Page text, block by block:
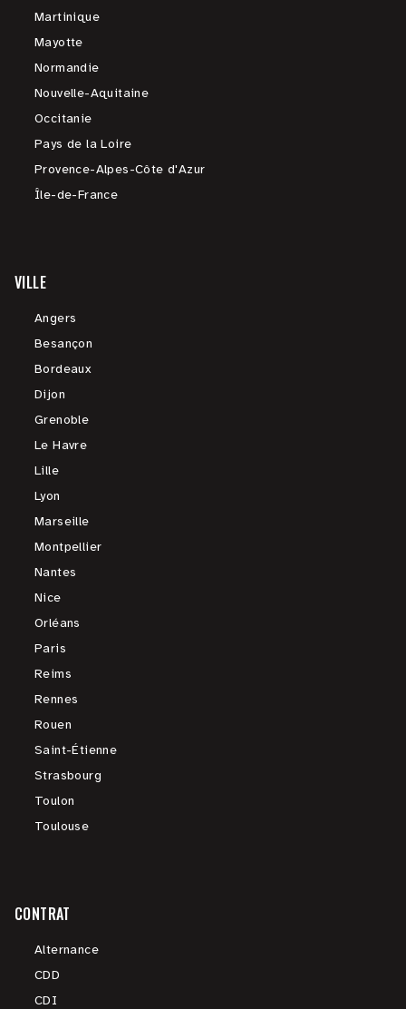
Martinique
Mayotte
Normandie
Nouvelle-Aquitaine
Occitanie
Pays de la Loire
Provence-Alpes-Côte d'Azur
Île-de-France
VILLE
Angers
Besançon
Bordeaux
Dijon
Grenoble
Le Havre
Lille
Lyon
Marseille
Montpellier
Nantes
Nice
Orléans
Paris
Reims
Rennes
Rouen
Saint-Étienne
Strasbourg
Toulon
Toulouse
CONTRAT
Alternance
CDD
CDI